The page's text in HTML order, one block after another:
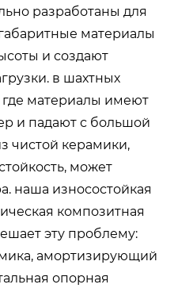
разработаны для
материалы
и создают
в шахтных
где материалы имеют
и падают с большой
чистой керамики,
может
наша износостойкая
композитная
эту проблему:
амортизирующий
опорная